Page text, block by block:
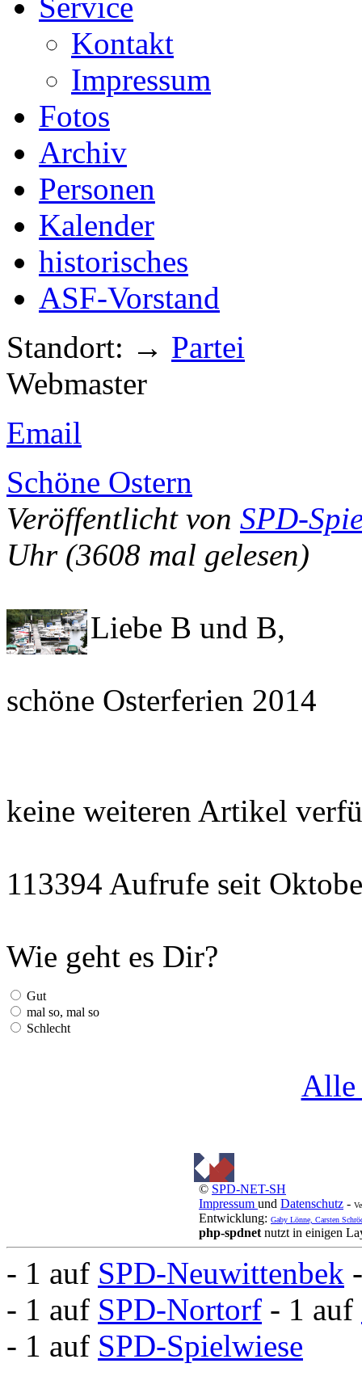
Service
Kontakt
Impressum
Fotos
Archiv
Personen
Kalender
historisches
ASF-Vorstand
Standort: → Partei
Webmaster
Email
Schöne Ostern
Veröffentlicht von SPD-
Uhr (3608 mal gelesen)
Liebe B und B,
schöne Osterferien 2014
keine weiteren Artikel
113394 Aufrufe seit
Wie geht es Dir?
Gut
mal so, mal so
Schlecht
Alle
© SPD-NET-SH
Impressum und Datenschutz -
Entwicklung: Gaby Lönne, Carsten
php-spdnet nutzt in einigen
- 1 auf SPD-Neuwittenbek
- 1 auf SPD-Nortorf - 1 auf
- 1 auf SPD-Spielwiese